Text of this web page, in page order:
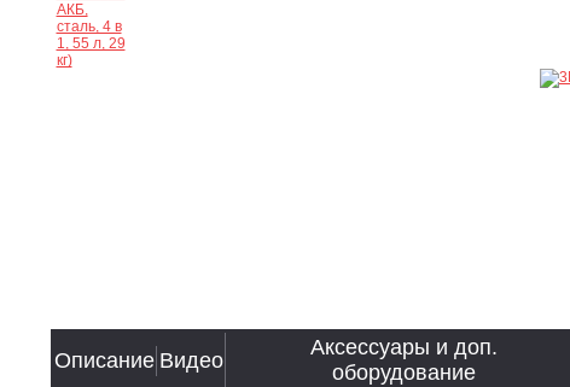
Описание Видео
Аксессуары и доп.
оборудование